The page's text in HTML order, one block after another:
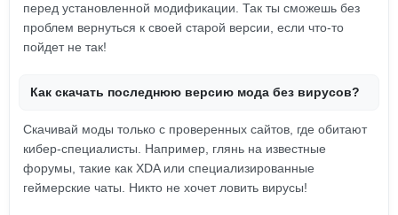
перед установленной модификации. Так ты сможешь без
проблем вернуться к своей старой версии, если что-то
пойдет не так!
Как скачать последнюю версию мода без вирусов?
Скачивай моды только с проверенных сайтов, где обитают
кибер-специалисты. Например, глянь на известные
форумы, такие как XDA или специализированные
геймерские чаты. Никто не хочет ловить вирусы!